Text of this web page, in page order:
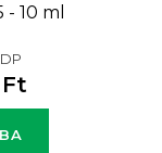
- 10 ml